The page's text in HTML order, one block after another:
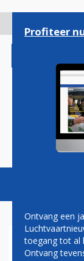
gaan
Magazine
PERTH
Profiteer
Ontvang een
toegang tot al
Ontvang